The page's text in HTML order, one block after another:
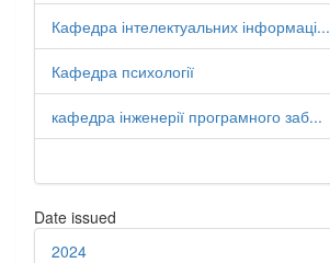
Кафедра інтелектуальних інформаці...
Кафедра психології
кафедра інженерії програмного заб...
Date issued
2024